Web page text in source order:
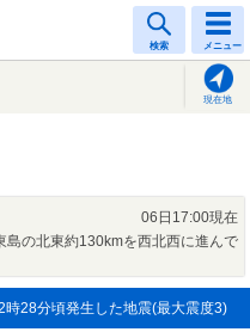
検索 メニュー
現在地
06日17:00現在
島の北東約130kmを西北西に進んで
時28分頃発生した地震(最大震度3)